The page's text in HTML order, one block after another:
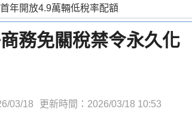
務免關稅禁令永久
03/18 更新時間：2026/03/18 10:53